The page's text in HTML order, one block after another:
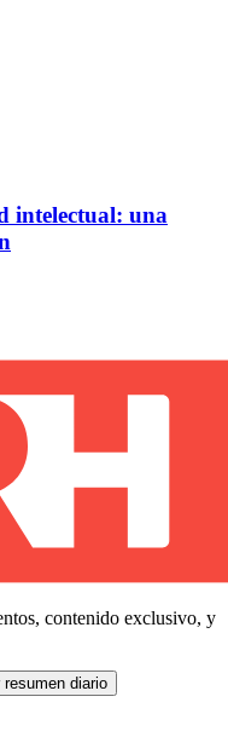
intelectual: una
contenido exclusivo, y
resumen diario